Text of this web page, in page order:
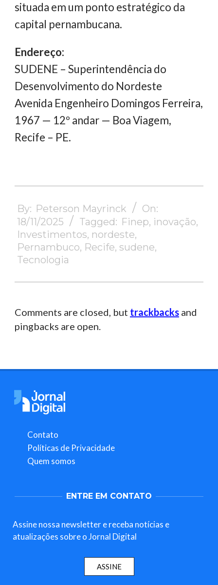
situada em um ponto estratégico da
capital pernambucana.
Endereço:
SUDENE – Superintendência do
Desenvolvimento do Nordeste
Avenida Engenheiro Domingos Ferreira,
1967 — 12º andar — Boa Viagem,
Recife – PE.
11-
18
By: Peterson Mayrinck
On:
18/11/2025
Tagged: Finep, inovação,
Investimentos, nordeste,
Pernambuco, Recife, sudene,
Tecnologia
Comments are closed, but trackbacks and
pingbacks are open.
Contato
Políticas de Privacidade
Quem somos
ENTRE EM CONTATO
Assine nossa newsletter e receba notícias e
atualizações sobre o Jornal Digital
ASSINE